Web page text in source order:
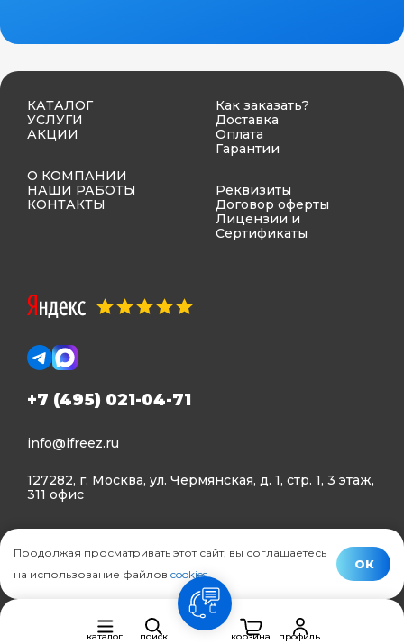
КАТАЛОГ
УСЛУГИ
АКЦИИ
О КОМПАНИИ
НАШИ РАБОТЫ
КОНТАКТЫ
Как заказать?
Доставка
Оплата
Гарантии
Реквизиты
Договор оферты
Лицензии и
Сертификаты
+7 (495) 021-04-71
info@ifreez.ru
127282, г. Москва, ул. Чермянская, д. 1, стр. 1, 3 этаж,
311 офис
Политика конфиденциальности
Политика использования Cookies
© Ifreez - продажа и установка климатической техники,
каталог поиск
связь
корзина
профиль
Продолжая просматривать этот сайт, вы соглашаетесь
на использование файлов cookies.
ОК